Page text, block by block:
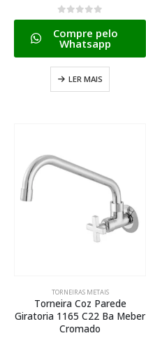
0de 5
Compre pelo
Whatsapp
LER MAIS
TORNEIRAS METAIS
Torneira Coz Parede
Giratoria 1165 C22 Ba Meber
Cromado